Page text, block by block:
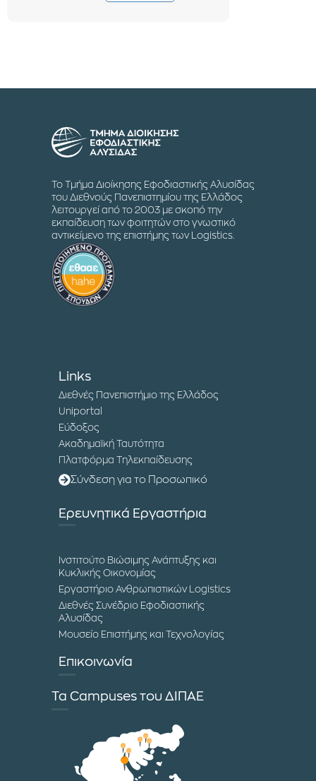
Το Τμήμα Διοίκησης Εφοδιαστικής Αλυσίδας
του Διεθνούς Πανεπιστημίου της Ελλάδος
λειτουργεί από το 2003 με σκοπό την
εκπαίδευση των φοιτητών στο γνωστικό
αντικείμενο της επιστήμης των Logistics.
Links
Διεθνές Πανεπιστήμιο της Ελλάδος
Uniportal
Εύδοξος
Ακαδημαϊκή Ταυτότητα
Πλατφόρμα Τηλεκπαίδευσης
Σύνδεση για το Προσωπικό
Ερευνητικά Εργαστήρια
Ινστιτούτο Βιώσιμης Ανάπτυξης και
Κυκλικής Οικονομίας
Εργαστήριο Ανθρωπιστικών Logistics
Διεθνές Συνέδριο Εφοδιαστικής
Αλυσίδας
Μουσείο Επιστήμης και Τεχνολογίας
Επικοινωνία
Τα Campuses του ΔΙΠΑΕ